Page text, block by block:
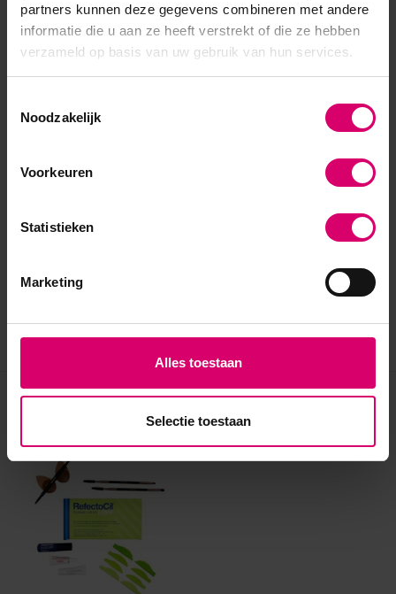
partners kunnen deze gegevens combineren met andere
informatie die u aan ze heeft verstrekt of die ze hebben
verzameld op basis van uw gebruik van hun services.
Noodzakelijk
Voorkeuren
Statistieken
Marketing
Alles toestaan
Selectie toestaan
EAN 9003877909361